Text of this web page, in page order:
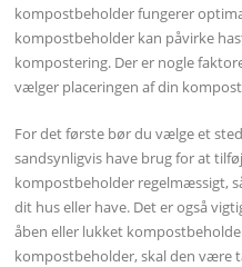
kompostbeholder fungerer
kompostbeholder kan påvirke
kompostering. Der er nogle
vælger placeringen af din
For det første bør du vælge et
sandsynligvis have brug for at
kompostbeholder regelmæssigt,
dit hus eller have. Det er også
åben eller lukket
kompostbeholder, skal den være